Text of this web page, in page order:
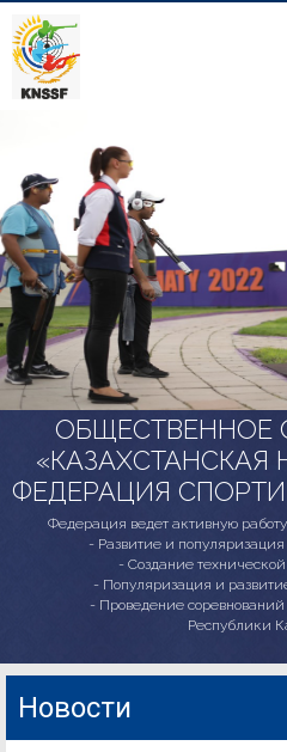
ОБЩЕСТВЕННОЕ
ФЕДЕРАЦИЯ
Федерация ведет активную
- Развитие и популяризация
- Создание технической
- Популяризация и
- Проведение соревнований
Республики
Новости